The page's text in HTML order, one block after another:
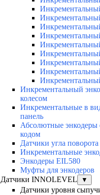
Инкрементальный
колесом
Инкрементальные в
панель
Абсолютные энкодеры
кодом
Датчики угла
Инкрементальные
Энкодеры EIL580
Муфты для энкодеров
Датчики INNOLEVEL
▼
Датчики уровня